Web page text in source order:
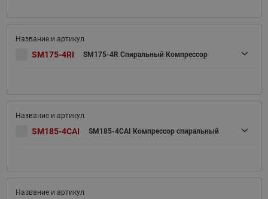
SM175-4RI SM175-4R Спиральный Компрессор
SM185-4CAI SM185-4CAI Компрессор спиральный